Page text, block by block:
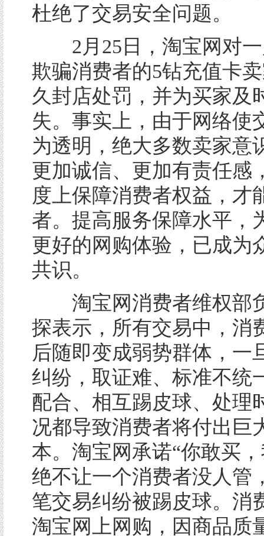
杜绝了交易安全问题。
2月25日，淘宝网对一
欺骗消费者的5钻充值卡
久封店处罚，并为买家及
失。事实上，由于网络使
为透明，绝大多数卖家意
更加诚信、更加有责任感
度上保障消费者权益，才
者。提高服务保障水平，
更好的网购体验，已成为
共识。
淘宝网消费者维权部
探表示，所有交易中，消
后随即变成弱势群体，一
纠纷，取证难、标准不统
配合、相互踢皮球、处理
况都导致消费者将付出巨
本。淘宝网承诺“你敢买
绝不让一个消费者没人管
笔交易纠纷被踢皮球。消
淘宝网上网购，因商品质